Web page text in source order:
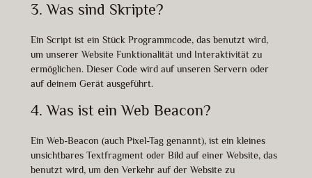
3. Was sind Skripte?
Ein Script ist ein Stück Programmcode, das benutzt wird,
um unserer Website Funktionalität und Interaktivität zu
ermöglichen. Dieser Code wird auf unseren Servern oder
auf deinem Gerät ausgeführt.
4. Was ist ein Web Beacon?
Ein Web-Beacon (auch Pixel-Tag genannt), ist ein kleines
unsichtbares Textfragment oder Bild auf einer Website, das
benutzt wird, um den Verkehr auf der Website zu